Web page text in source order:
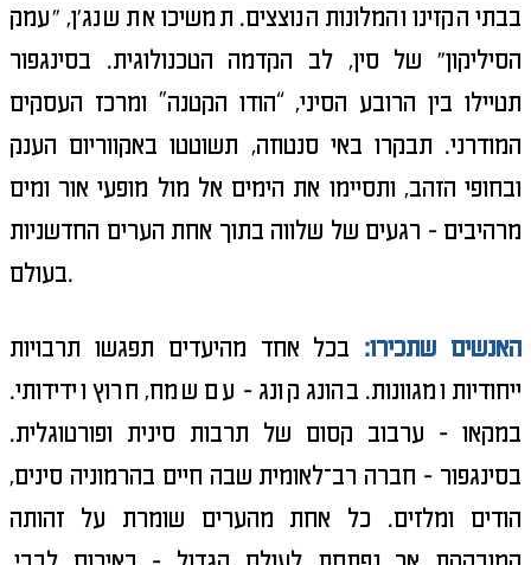
בבתי הקזינו והמלונות הנוצצים. תמשיכו את שנג'ן, "עמק
הסיליקון" של סין, לב הקדמה הטכנולוגית. בסינגפור
תטיילו בין הרובע הסיני, “הודו הקטנה” ומרכז העסקים
המודרני. תבקרו באי סנטוזה, תשוטטו באקווריום הענק
ובחופי הזהב, ותסיימו את הימים אל מול מופעי אור ומים
מרהיבים - רגעים של שלווה בתוך אחת הערים החדשניות
בעולם.
האנשים שתכירו: בכל אחד מהיעדים תפגשו תרבויות
ייחודיות ומגוונות. בהונג קונג - עם שמח, חרוץ וידידותי.
במקאו - ערבוב קסום של תרבות סינית ופורטוגלית.
בסינגפור - חברה רב־לאומית שבה חיים בהרמוניה סינים,
הודים ומלזים. כל אחת מהערים שומרת על זהותה